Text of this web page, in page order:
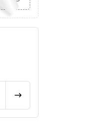
CALCULAR FRETE